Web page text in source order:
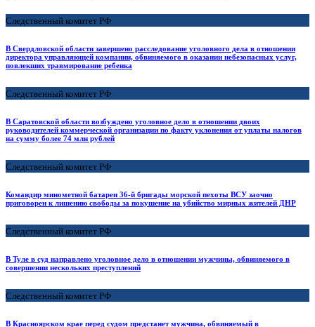
Следственный комитет РФ
В Свердловской области завершено расследование уголовного дела в отношении
директора управляющей компании, обвиняемого в оказании небезопасных услуг,
повлекших травмирование ребенка
Следственный комитет РФ
В Саратовской области возбуждено уголовное дело в отношении двоих
руководителей коммерческой организации по факту уклонения от уплаты налогов
на сумму более 74 млн рублей
Следственный комитет РФ
Командир минометной батареи 36-й бригады морской пехоты ВСУ заочно
приговорен к лишению свободы за покушение на убийство мирных жителей ДНР
Следственный комитет РФ
В Туле в суд направлено уголовное дело в отношении мужчины, обвиняемого в
совершении нескольких преступлений
Следственный комитет РФ
В Красноярском крае перед судом предстанет мужчина, обвиняемый в